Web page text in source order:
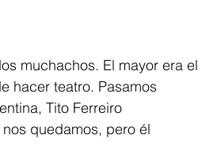
muchachos. El mayor era el
hacer teatro. Pasamos
Tito Ferreiro
quedamos, pero él